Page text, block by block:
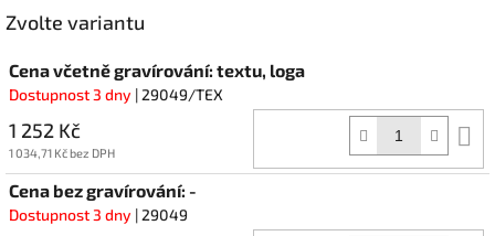
Zvolte variantu
Cena včetně gravírování: textu, loga
Dostupnost 3 dny | 29049/TEX
1 252 Kč
1 034,71 Kč bez DPH
Cena bez gravírování: -
Dostupnost 3 dny | 29049